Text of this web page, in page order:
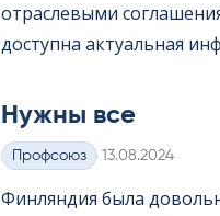
отраслевыми
доступна актуальная
Нужны все
Категории
Профсоюз Kirjoitettu
13.08.2024
Финляндия была